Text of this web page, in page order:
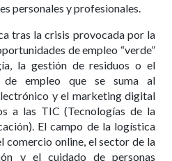
personales y profesionales.
tras la crisis provocada por la
de empleo “verde”
la gestión de residuos o el
de empleo que se suma al
y el marketing digital
a las TIC (Tecnologías de la
El campo de la logística
comercio online, el sector de la
y el cuidado de personas